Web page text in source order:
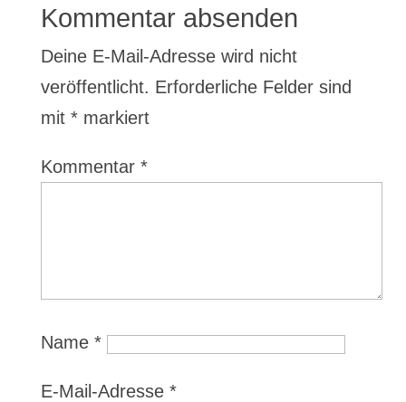
Kommentar absenden
Deine E-Mail-Adresse wird nicht
veröffentlicht. Erforderliche Felder sind
mit *markiert
Kommentar *
Name *
E-Mail-Adresse *